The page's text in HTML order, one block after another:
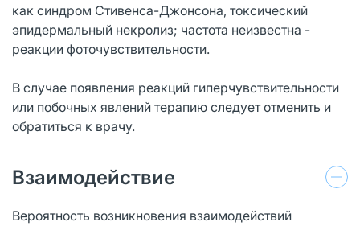
как синдром Стивенса-Джонсона, токсический
эпидермальный некролиз; частота неизвестна -
реакции фоточувствительности.
В случае появления реакций гиперчувствительности
или побочных явлений терапию следует отменить и
обратиться к врачу.
Взаимодействие
Вероятность возникновения взаимодействий